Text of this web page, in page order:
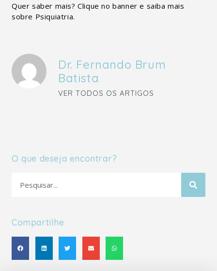
Quer saber mais? Clique no banner e saiba mais
sobre Psiquiatria.
Dr. Fernando Brum
Batista
VER TODOS OS ARTIGOS
O que deseja encontrar?
Compartilhe